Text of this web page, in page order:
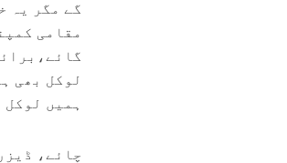
گے مگر یہ
مقامی
لوکل بھی
ہمیں لوکل
چائے،